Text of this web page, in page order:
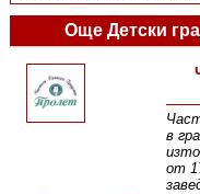
Още Детски
в
от